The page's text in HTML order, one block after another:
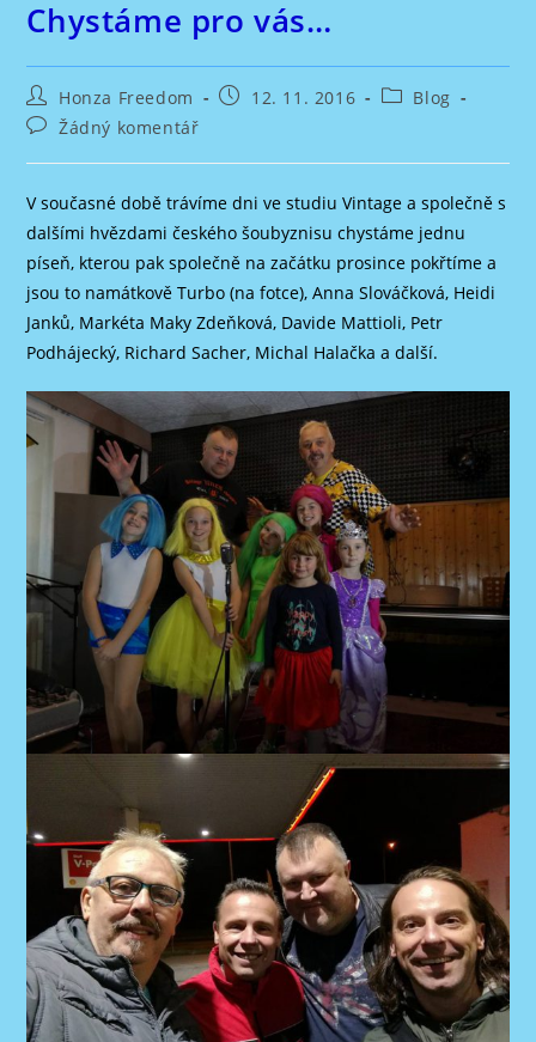
Chystáme pro vás…
Autor
příspěvku
Honza Freedom
Příspěvek
12. 11. 2016
Rubriky
Blog
Komentáře
příspěvku
Žádný komentář
V současné době trávíme dni ve studiu Vintage a společně s
dalšími hvězdami českého šoubyznisu chystáme jednu
píseň, kterou pak společně na začátku prosince pokřtíme a
jsou to namátkově Turbo (na fotce), Anna Slováčková, Heidi
Janků, Markéta Maky Zdeňková, Davide Mattioli, Petr
Podhájecký, Richard Sacher, Michal Halačka a další.